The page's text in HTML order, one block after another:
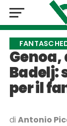
Badelj:
per il
di Antonio